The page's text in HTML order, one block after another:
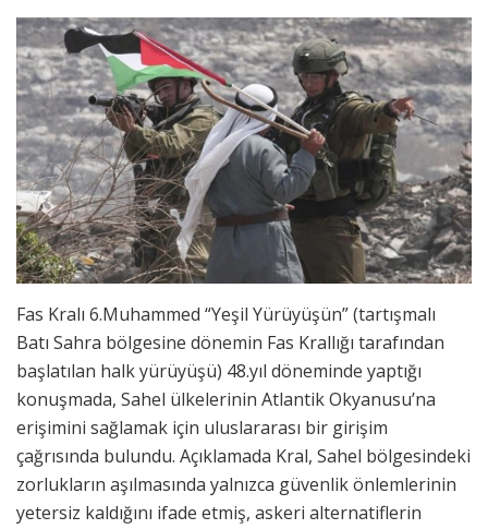
Fas Kralı 6.Muhammed “Yeşil Yürüyüşün” (tartışmalı
Batı Sahra bölgesine dönemin Fas Krallığı tarafından
başlatılan halk yürüyüşü) 48.yıl döneminde yaptığı
konuşmada, Sahel ülkelerinin Atlantik Okyanusu’na
erişimini sağlamak için uluslararası bir girişim
çağrısında bulundu. Açıklamada Kral, Sahel bölgesindeki
zorlukların aşılmasında yalnızca güvenlik önlemlerinin
yetersiz kaldığını ifade etmiş, askeri alternatiflerin